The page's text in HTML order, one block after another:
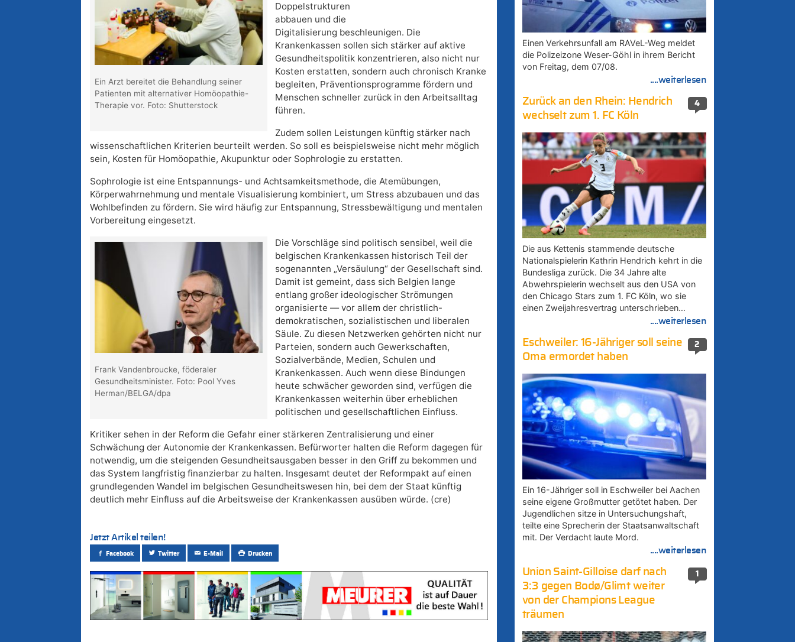
Ein Arzt bereitet die Behandlung seiner
Patienten mit alternativer Homöopathie-
Therapie vor. Foto: Shutterstock
Doppelstrukturen
abbauen und die
Digitalisierung beschleunigen. Die
Krankenkassen sollen sich stärker auf aktive
Gesundheitspolitik konzentrieren, also nicht nur
Kosten erstatten, sondern auch chronisch Kranke
begleiten, Präventionsprogramme fördern und
Menschen schneller zurück in den Arbeitsalltag
führen.
Zudem sollen Leistungen künftig stärker nach
wissenschaftlichen Kriterien beurteilt werden. So soll es beispielsweise nicht mehr möglich
sein, Kosten für Homöopathie, Akupunktur oder Sophrologie zu erstatten.
Sophrologie ist eine Entspannungs- und Achtsamkeitsmethode, die Atemübungen,
Körperwahrnehmung und mentale Visualisierung kombiniert, um Stress abzubauen und das
Wohlbefinden zu fördern. Sie wird häufig zur Entspannung, Stressbewältigung und mentalen
Vorbereitung eingesetzt.
Frank Vandenbroucke, föderaler
Gesundheitsminister. Foto: Pool Yves
Herman/BELGA/dpa
Die Vorschläge sind politisch sensibel, weil die
belgischen Krankenkassen historisch Teil der
sogenannten „Versäulung“ der Gesellschaft sind.
Damit ist gemeint, dass sich Belgien lange
entlang großer ideologischer Strömungen
organisierte — vor allem der christlich-
demokratischen, sozialistischen und liberalen
Säule. Zu diesen Netzwerken gehörten nicht nur
Parteien, sondern auch Gewerkschaften,
Sozialverbände, Medien, Schulen und
Krankenkassen. Auch wenn diese Bindungen
heute schwächer geworden sind, verfügen die
Krankenkassen weiterhin über erheblichen
politischen und gesellschaftlichen Einfluss.
Kritiker sehen in der Reform die Gefahr einer stärkeren Zentralisierung und einer
Schwächung der Autonomie der Krankenkassen. Befürworter halten die Reform dagegen für
notwendig, um die steigenden Gesundheitsausgaben besser in den Griff zu bekommen und
das System langfristig finanzierbar zu halten. Insgesamt deutet der Reformpakt auf einen
grundlegenden Wandel im belgischen Gesundheitswesen hin, bei dem der Staat künftig
deutlich mehr Einfluss auf die Arbeitsweise der Krankenkassen ausüben würde. (cre)
Jetzt Artikel teilen!
Facebook Twitter E-Mail Drucken
Einen Verkehrsunfall am RAVeL-Weg meldet
die Polizeizone Weser-Göhl in ihrem Bericht
von Freitag, dem 07/08.
....weiterlesen
4
Zurück an den Rhein: Hendrich
wechselt zum 1. FC Köln
Die aus Kettenis stammende deutsche
Nationalspielerin Kathrin Hendrich kehrt in die
Bundesliga zurück. Die 34 Jahre alte
Abwehrspielerin wechselt aus den USA von
den Chicago Stars zum 1. FC Köln, wo sie
einen Zweijahresvertrag unterschrieben…
....weiterlesen
2
Eschweiler: 16-Jähriger soll seine
Oma ermordet haben
Ein 16-Jähriger soll in Eschweiler bei Aachen
seine eigene Großmutter getötet haben. Der
Jugendlichen sitze in Untersuchungshaft,
teilte eine Sprecherin der Staatsanwaltschaft
mit. Der Verdacht laute Mord.
....weiterlesen
1
Union Saint-Gilloise darf nach
3:3 gegen Bodø/Glimt weiter
von der Champions League
träumen